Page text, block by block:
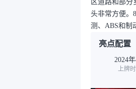
区道路和部
头非常方便。
测、ABS和制
亮点配置
2024年
上牌时